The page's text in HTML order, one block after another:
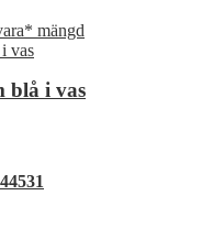
mängd
blå i vas